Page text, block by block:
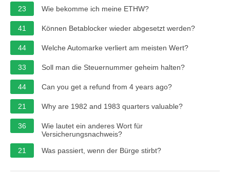
23 Wie bekomme ich meine ETHW?
41 Können Betablocker wieder abgesetzt werden?
44 Welche Automarke verliert am meisten Wert?
33 Soll man die Steuernummer geheim halten?
44 Can you get a refund from 4 years ago?
21 Why are 1982 and 1983 quarters valuable?
36
Wie lautet ein anderes Wort für
Versicherungsnachweis?
21
Was passiert, wenn der Bürge stirbt?